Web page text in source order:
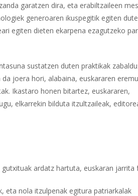
garatzen dira, eta erabiltzaileen
generoaren ikuspegitik egiten
egiten dieten ekarpena ezagutzeko
sustatzen duten praktikak
joera hori, alabaina, euskararen
Ikastaro honen bitartez, euskararen,
elkarrekin bilduta itzultzaileak,
ardatz hartuta, euskaran jarrita
eta nola itzulpenak egitura patriarkalak